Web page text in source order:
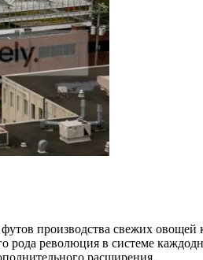
производства свежих овощей
рода революция в системе
расширения.